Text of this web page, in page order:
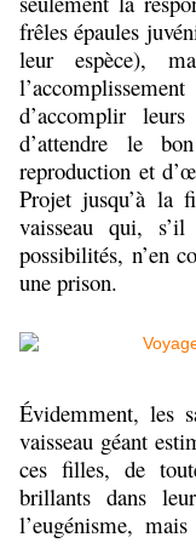
frêles épaules
leur espèce),
d’accomplir
d’attendre le
reproduction et
Projet jusqu’à la
vaisseau qui,
possibilités, n’en
une prison.
Évidemment, les
vaisseau géant
ces filles, de
brillants dans
l’eugénisme,